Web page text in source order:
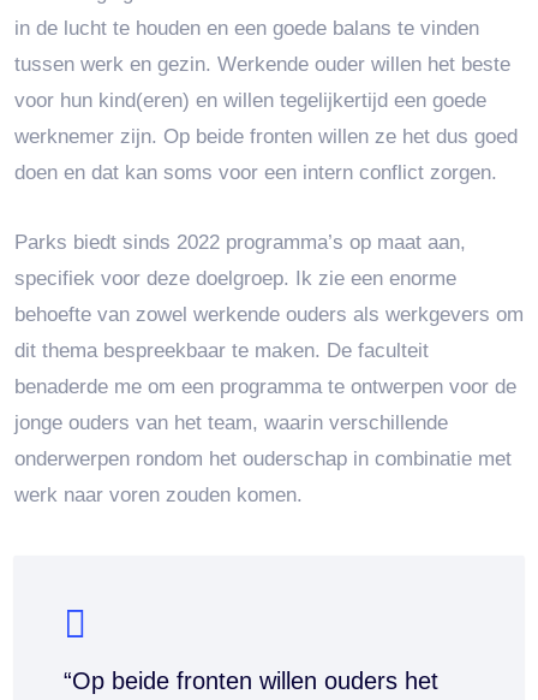
in de lucht te houden en een goede balans te vinden
tussen werk en gezin. Werkende ouder willen het beste
voor hun kind(eren) en willen tegelijkertijd een goede
werknemer zijn. Op beide fronten willen ze het dus goed
doen en dat kan soms voor een intern conflict zorgen.
Parks biedt sinds 2022 programma’s op maat aan,
specifiek voor deze doelgroep. Ik zie een enorme
behoefte van zowel werkende ouders als werkgevers om
dit thema bespreekbaar te maken. De faculteit
benaderde me om een programma te ontwerpen voor de
jonge ouders van het team, waarin verschillende
onderwerpen rondom het ouderschap in combinatie met
werk naar voren zouden komen.
“Op beide fronten willen ouders het